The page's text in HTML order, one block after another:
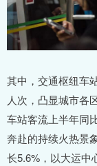
其中，交通枢纽车
人次，凸显城市各
车站客流上半年同
奔赴的持续火热景
长5.6%，以大运中